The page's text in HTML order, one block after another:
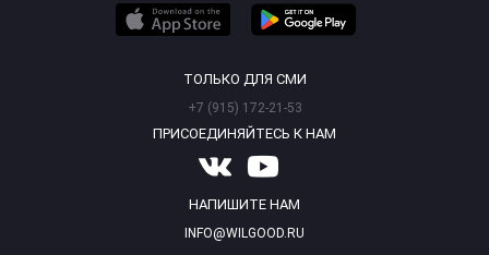
ТОЛЬКО ДЛЯ СМИ
+7 (915) 172-21-53
ПРИСОЕДИНЯЙТЕСЬ К НАМ
НАПИШИТЕ НАМ
INFO@WILGOOD.RU